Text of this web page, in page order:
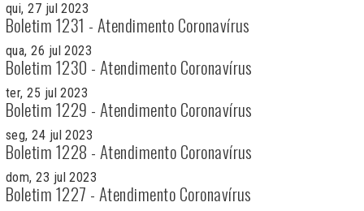
qui, 27 jul 2023
Boletim 1231 - Atendimento Coronavírus
qua, 26 jul 2023
Boletim 1230 - Atendimento Coronavírus
ter, 25 jul 2023
Boletim 1229 - Atendimento Coronavírus
seg, 24 jul 2023
Boletim 1228 - Atendimento Coronavírus
dom, 23 jul 2023
Boletim 1227 - Atendimento Coronavírus